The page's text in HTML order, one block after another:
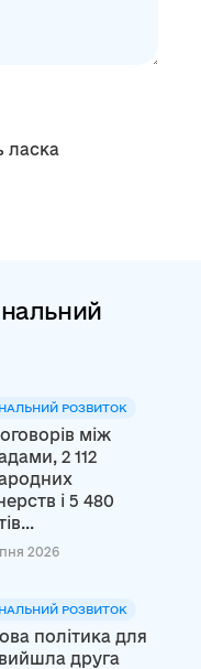
ласка
РОЗВИТОК
між
2 112
і 5 480
2026
РОЗВИТОК
політика для
друга